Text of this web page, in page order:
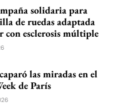
solidaria para
de ruedas adaptada
con esclerosis múltiple
las miradas en el
de París